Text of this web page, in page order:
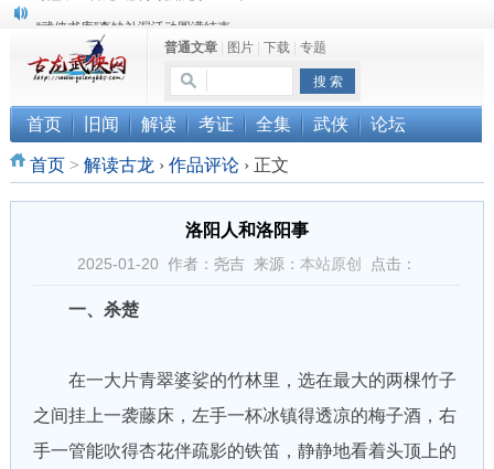
《古龙小说原貌探究》修订版已上市
顾雪衣《古龙武侠小说知见录》上市
普通文章| 图片| 下载| 专题
首页 旧闻 解读 考证 全集 武侠 论坛
首页> 解读古龙 › 作品评论 ›正文
洛阳人和洛阳事
2025-01-20 作者：尧吉 来源： 本站原创 点击：
一、杀楚
在一大片青翠婆娑的竹林里，选在最大的两棵竹子
之间挂上一袭藤床，左手一杯冰镇得透凉的梅子酒，右
手一管能吹得杏花伴疏影的铁笛，静静地看着头顶上的